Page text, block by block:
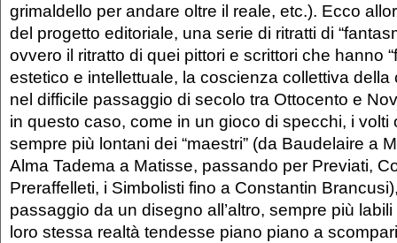
grimaldello per andare oltre il reale, etc.). Ecco
del progetto editoriale, una serie di ritratti di
ovvero il ritratto di quei pittori e scrittori che hanno
estetico e intellettuale, la coscienza collettiva della
nel difficile passaggio di secolo tra Ottocento e
in questo caso, come in un gioco di specchi, i volti
sempre più lontani dei “maestri” (da Baudelaire a
Alma Tadema a Matisse, passando per Previati,
Preraffelleti, i Simbolisti fino a Constantin
passaggio da un disegno all’altro, sempre più
loro stessa realtà tendesse piano piano a